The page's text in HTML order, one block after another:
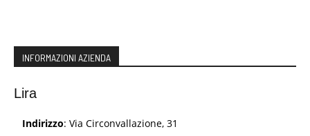
INFORMAZIONI AZIENDA
Lira
Indirizzo: Via Circonvallazione, 31